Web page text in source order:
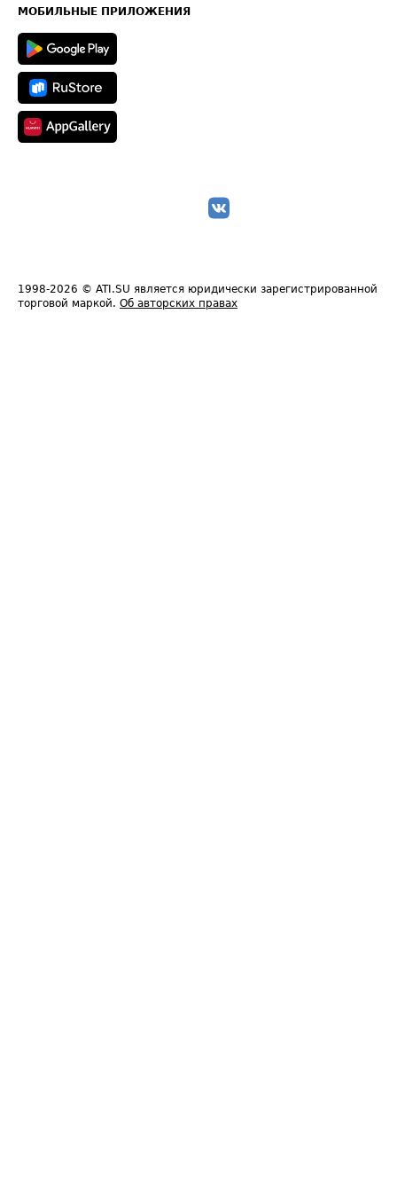
Техническая информация
МОБИЛЬНЫЕ ПРИЛОЖЕНИЯ
1998-2026 © ATI.SU является юридически зарегистрированной
торговой маркой. Об авторских правах